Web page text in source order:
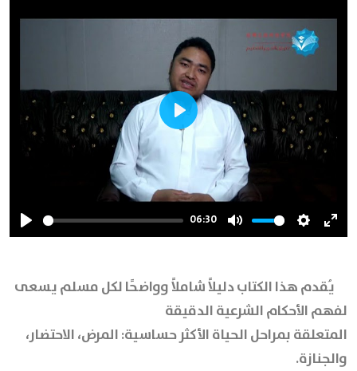
Play
06:30
Mute Settings
Play
يُقدم هذا الكتاب دليلاً شاملاً وواضحًا لكل مسلم يسعى
لفهم الأحكام الشرعية الدقيقة
المتعلقة بمراحل الحياة الأكثر حساسية: المرض، الاحتضار،
والجنازة.